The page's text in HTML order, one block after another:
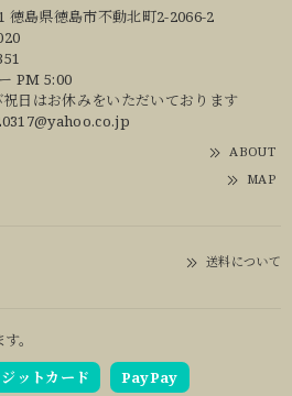
徳島県徳島市不動北町2-2066-2
PM 5:00
日はお休みをいただいております
ABOUT
MAP
送料について
。
ットカード PayPay